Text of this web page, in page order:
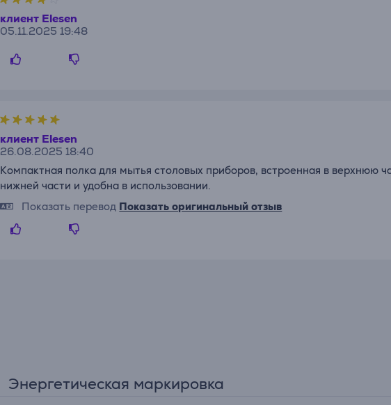
клиент Elesen
05.11.2025 19:48
клиент Elesen
26.08.2025 18:40
Компактная полка для мытья столовых приборов, встроенная в верхнюю
нижней части и удобна в использовании.
Показать перевод Показать оригинальный отзыв
Энергетическая маркировка